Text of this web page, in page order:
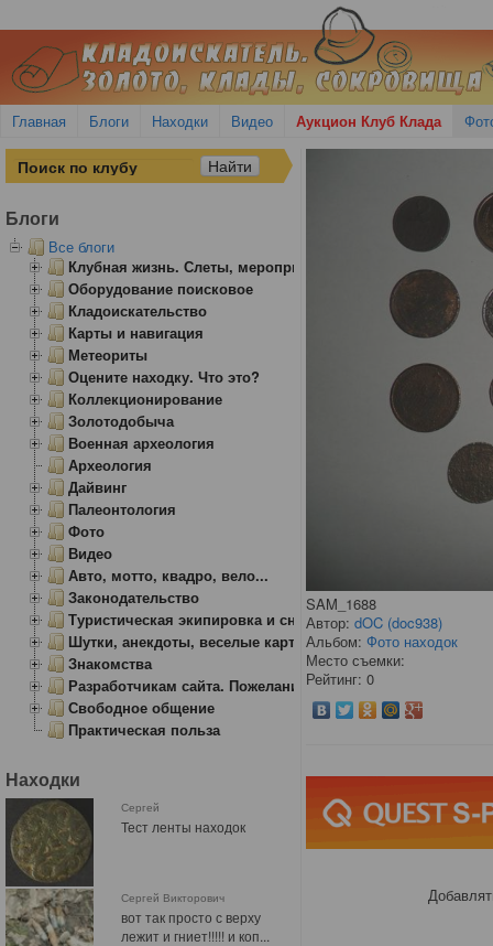
Главная Блоги Находки Видео Аукцион Клуб Клада
SAM_1688
Автор: dOC (doc938)
Альбом: Фото находок
Место съемки:
Рейтинг: 0
Блоги
Все блоги
Клубная жизнь. Слеты, мероприятия
Оборудование поисковое
Кладоискательство
Карты и навигация
Метеориты
Оцените находку. Что это?
Коллекционирование
Золотодобыча
Военная археология
Археология
Дайвинг
Палеонтология
Фото
Видео
Авто, мотто, квадро, вело...
Законодательство
Туристическая экипировка и снаряжение
Шутки, анекдоты, веселые картинки
Знакомства
Разработчикам сайта. Пожелания, замечания.
Свободное общение
Практическая польза
Находки
Сергей
Тест ленты находок
Сергей Викторович
вот так просто с верху
лежит и гниет!!!!! и коп...